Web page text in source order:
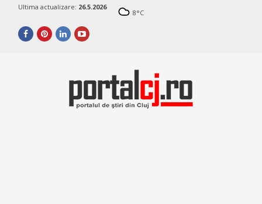
Ultima actualizare: 26.5.2026
8°C